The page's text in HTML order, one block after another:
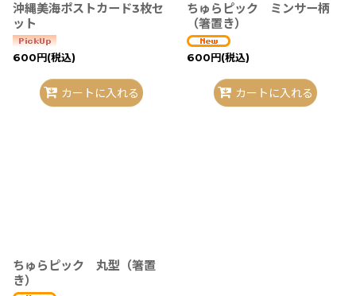
沖縄美海ポストカード3枚セ
ット
600円(税込)
カートに入れる
ちゅらピック ミンサー柄
（箸置き）
600円(税込)
カートに入れる
ちゅらピック 丸型（箸置
き）